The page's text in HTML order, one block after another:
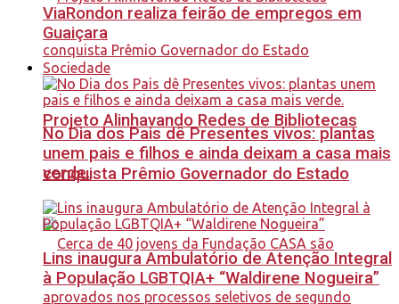
Projeto Alinhavando Redes de Bibliotecas
conquista Prêmio Governador do Estado
ViaRondon realiza feirão de empregos em
Guaiçara
Sociedade
No Dia dos Pais dê Presentes vivos: plantas
unem pais e filhos e ainda deixam a casa mais
verde.
Lins inaugura Ambulatório de Atenção Integral
à População LGBTQIA+ “Waldirene Nogueira”